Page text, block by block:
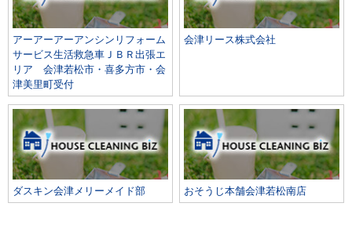
アーアーアーアンシンリフォーム
サービス生活救急車ＪＢＲ出張エ
リア 会津若松市・喜多方市・会
津美里町受付
会津リース株式会社
ダスキン会津メリーメイド部 おそうじ本舗会津若松南店